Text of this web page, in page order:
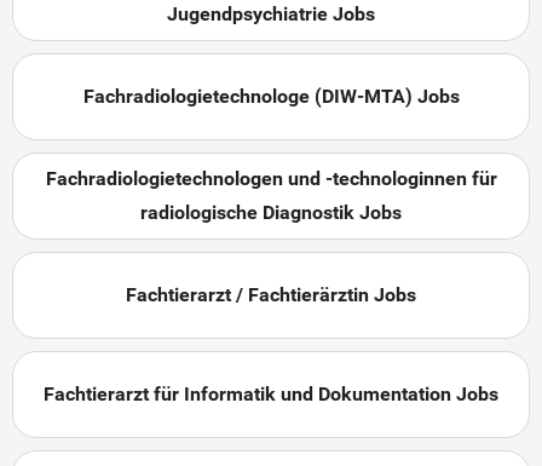
Jugendpsychiatrie Jobs
Fachradiologietechnologe (DIW-MTA) Jobs
Fachradiologietechnologen und -technologinnen für
radiologische Diagnostik Jobs
Fachtierarzt / Fachtierärztin Jobs
Fachtierarzt für Informatik und Dokumentation Jobs